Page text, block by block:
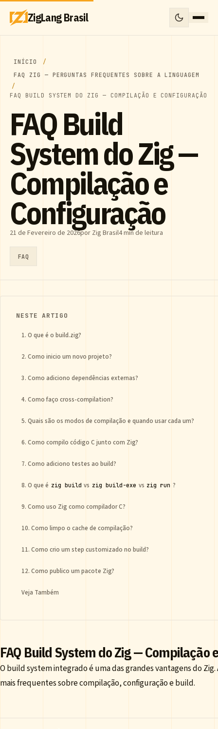
ZigLang Brasil
INÍCIO
FAQ ZIG — PERGUNTAS FREQUENTES SOBRE A LINGUAGEM
FAQ BUILD SYSTEM DO ZIG — COMPILAÇÃO E CONFIGURAÇÃO
FAQ Build
System do Zig —
Compilação e
Configuração
21 de Fevereiro de 2026por Zig Brasil4 min de leitura
FAQ
NESTE ARTIGO
1. O que é o build.zig?
2. Como inicio um novo projeto?
3. Como adiciono dependências externas?
4. Como faço cross-compilation?
5. Quais são os modos de compilação e quando usar cada um?
6. Como compilo código C junto com Zig?
7. Como adiciono testes ao build?
8. O que é zig build vs zig build-exe vs zig run ?
9. Como uso Zig como compilador C?
10. Como limpo o cache de compilação?
11. Como crio um step customizado no build?
12. Como publico um pacote Zig?
Veja Também
FAQ Build System do Zig — Compilação
O build system integrado é uma das grandes vantagens do
mais frequentes sobre compilação, configuração e build.